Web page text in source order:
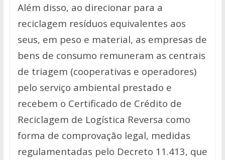
Além disso, ao direcionar para a
reciclagem resíduos equivalentes aos
seus, em peso e material, as empresas de
bens de consumo remuneram as centrais
de triagem (cooperativas e operadores)
pelo serviço ambiental prestado e
recebem o Certificado de Crédito de
Reciclagem de Logística Reversa como
forma de comprovação legal, medidas
regulamentadas pelo Decreto 11.413, que